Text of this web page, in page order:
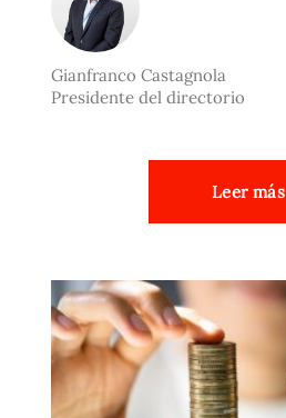
Gianfranco Castagnola
Presidente del directorio
Leer más